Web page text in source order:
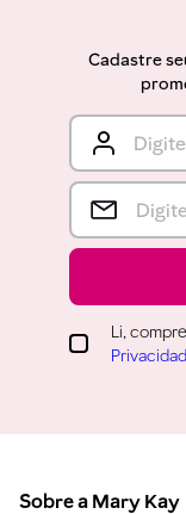
Cadastre
Li,
Sobre a Mary Kay